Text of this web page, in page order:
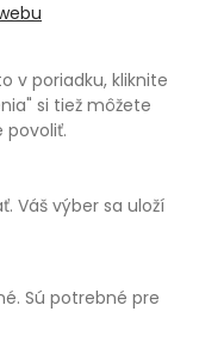
v poriadku, kliknite
si tiež môžete
povoliť.
Váš výber sa uloží
Sú potrebné pre